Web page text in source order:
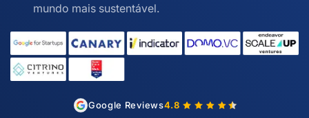
mundo mais sustentável.
Google Reviews4.8